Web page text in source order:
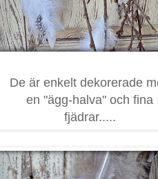
De är enkelt dekorerade
en "ägg-halva" och fina
fjädrar.....